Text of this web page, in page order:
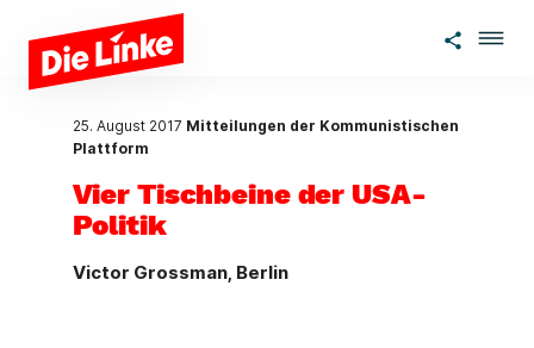
Zum Hauptinhalt springen
25. August 2017 Mitteilungen der Kommunistischen
Plattform
Vier Tischbeine der USA-
Politik
Victor Grossman, Berlin